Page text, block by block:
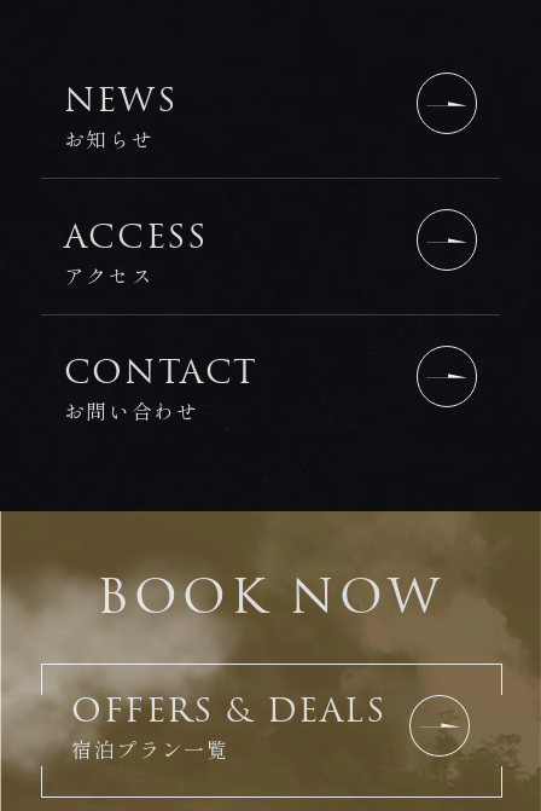
NEWS
お知らせ
ACCESS
アクセス
CONTACT
お問い合わせ
BOOK NOW
OFFERS & DEALS
宿泊プラン一覧